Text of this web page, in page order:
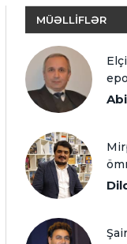
MÜƏLLİFLƏR